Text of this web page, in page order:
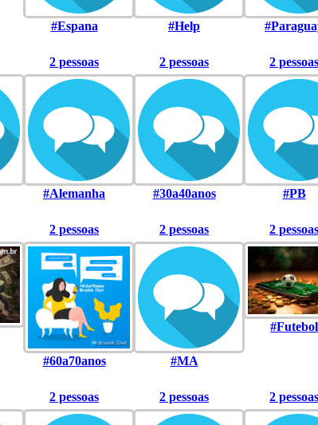
#Espana #Help
2 pessoas
#Alemanha
2 pessoas
#30a40anos
2 pessoas
#PB
2 pessoas
#60a70anos
2 pessoas
#MA
2 pessoas
#Futebol
2 pessoas 2 pessoas 2 pessoas